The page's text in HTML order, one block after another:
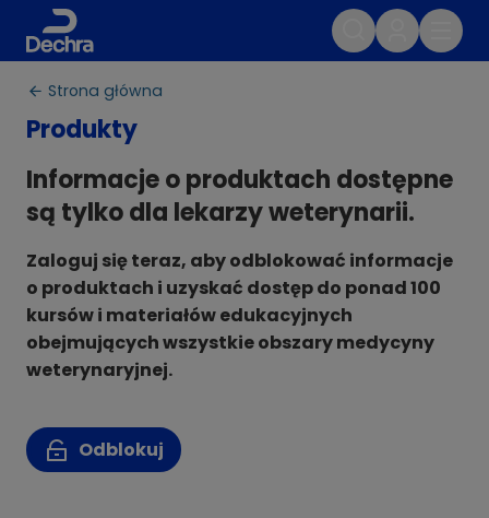
Strona główna
Produkty
Informacje o produktach dostępne
są tylko dla lekarzy weterynarii.
Zaloguj się teraz, aby odblokować informacje
o produktach i uzyskać dostęp do ponad 100
kursów i materiałów edukacyjnych
obejmujących wszystkie obszary medycyny
weterynaryjnej.
Odblokuj